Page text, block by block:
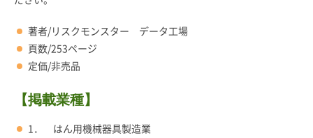
著者/リスクモンスター データ工場
頁数/253ページ
定価/非売品
【掲載業種】
1． はん用機械器具製造業